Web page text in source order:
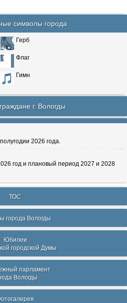
символы города
Герб
Флаг
Гимн
г. Вологды
2026 года.
год и плановый период 2027 и 2028
ТОС
города Вологды
Юбилеи
городской Думы
парламент
Вологды